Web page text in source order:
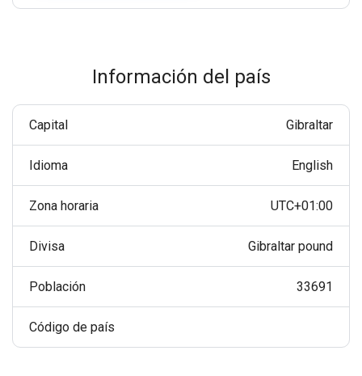
Información del país
Capital Gibraltar
Idioma English
Zona horaria UTC+01:00
Divisa Gibraltar pound
Población 33691
Código de país